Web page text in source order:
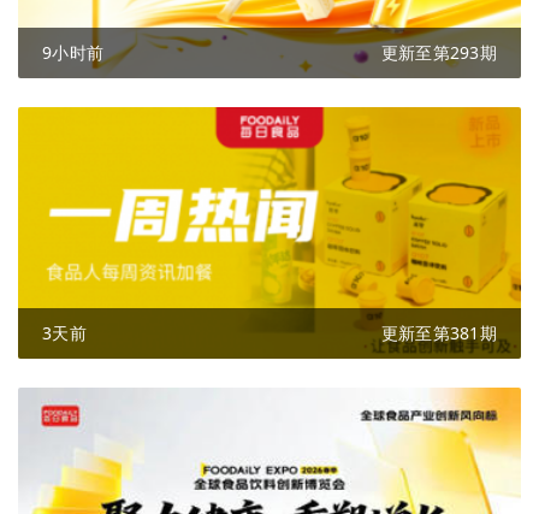
9小时前 更新至第293期
3天前 更新至第381期